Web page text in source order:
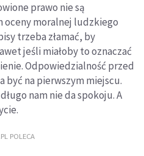
prawo nie są
oceny moralnej ludzkiego
trzeba złamać, by
jeśli miałoby to oznaczać
Odpowiedzialność przed
być na pierwszym miejscu.
nam nie da spokoju. A
POLECA